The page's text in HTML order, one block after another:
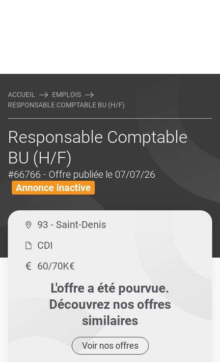
ACCUEIL
EMPLOIS
RESPONSABLE COMPTABLE BU (H/F)
Responsable Comptable
BU (H/F)
#66766 - Offre publiée le 07/07/26
Annonce inactive
93 - Saint-Denis
CDI
60/70K€
L'offre a été pourvue.
Découvrez nos offres
similaires
Voir nos offres